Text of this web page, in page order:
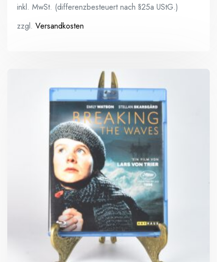
inkl. MwSt. (differenzbesteuert nach §25a UStG.)
zzgl. Versandkosten